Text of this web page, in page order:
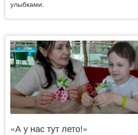
улыбками.
«А у нас тут лето!»